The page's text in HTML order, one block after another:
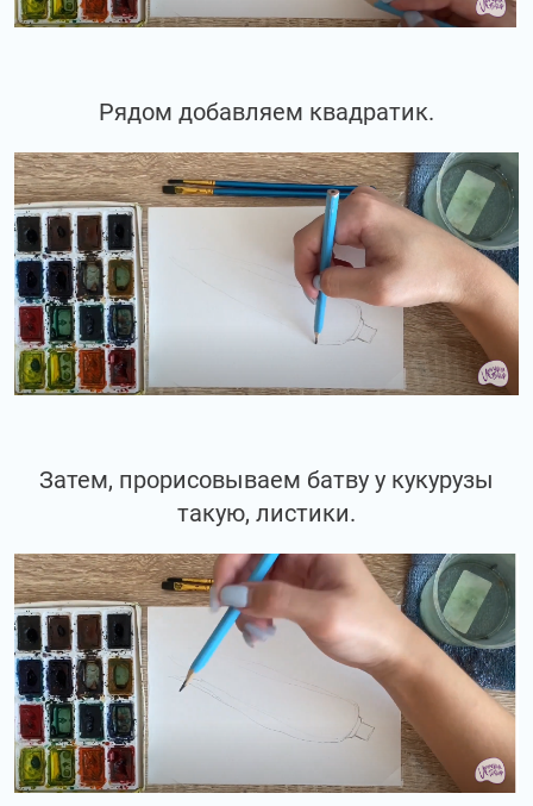
Рядом добавляем квадратик.
Затем, прорисовываем батву у кукурузы
такую, листики.